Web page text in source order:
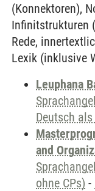
(Konnektoren),
Infinitstrukturen
Rede,
Lexik (inklusive
Leuphana
Deutsch
and
ohne CPs) -